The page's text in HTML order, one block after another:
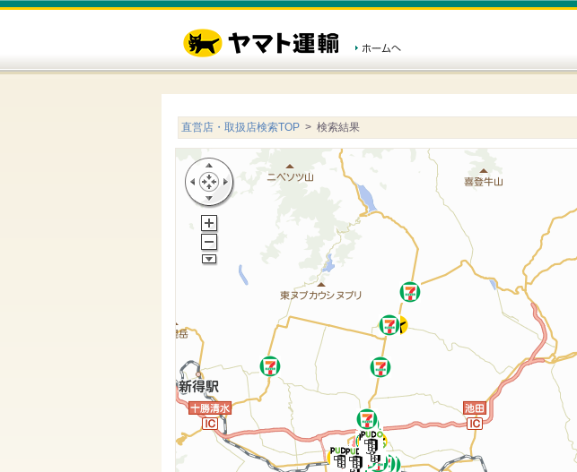
直営店・取扱店検索TOP > 検索結果